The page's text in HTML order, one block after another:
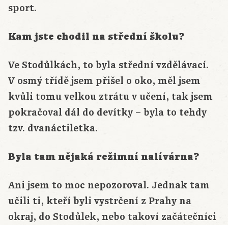
sport.
Kam jste chodil na střední školu?
Ve Stodůlkách, to byla střední vzdělávací.
V osmý třídě jsem přišel o oko, měl jsem
kvůli tomu velkou ztrátu v učení, tak jsem
pokračoval dál do devítky – byla to tehdy
tzv. dvanáctiletka.
Byla tam nějaká režimní nalívárna?
Ani jsem to moc nepozoroval. Jednak tam
učili ti, kteří byli vystrčení z Prahy na
okraj, do Stodůlek, nebo takoví začátečníci